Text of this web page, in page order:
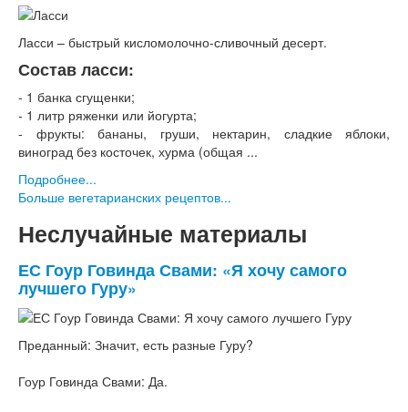
Ласси – быстрый кисломолочно-сливочный десерт.
Состав ласси:
- 1 банка сгущенки;
- 1 литр ряженки или йогурта;
- фрукты: бананы, груши, нектарин, сладкие яблоки,
виноград без косточек, хурма (общая ...
Подробнее...
Больше вегетарианских рецептов...
Неслучайные материалы
ЕС Гоур Говинда Свами: «Я хочу самого
лучшего Гуру»
Преданный: Значит, есть разные Гуру?
Гоур Говинда Свами: Да.